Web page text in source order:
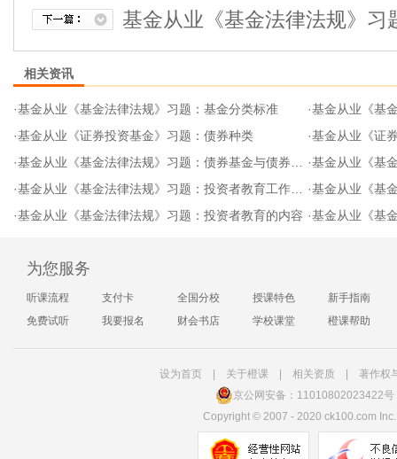
基金从业《基金法律法规》习
相关资讯
·基金从业《基金法律法规》习题：基金分类标准 ·基金从业《基
·基金从业《证券投资基金》习题：债券种类 ·基金从业《证
·基金从业《基金法律法规》习题：债券基金与债券区别 ·基金从业《基金
·基金从业《基金法律法规》习题：投资者教育工作的形式 ·基金从业《基
·基金从业《基金法律法规》习题：投资者教育的内容 ·基金从业《基
为您服务
听课流程 支付卡 全国分校 授课特色
新手指南
免费试听
我要报名 财会书店 学校课堂 橙课帮助
设为首页| 关于橙课| 相关资质
著作权
京公网安备：11010802023422号
Copyright ©2007 - 2020 ck100.com